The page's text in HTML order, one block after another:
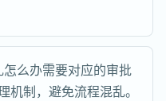
么办需要对应的审批
机制，避免流程混乱。